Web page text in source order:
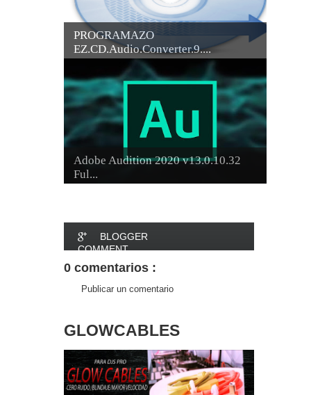
PROGRAMAZO
EZ.CD.Audio.Converter.9....
Adobe Audition 2020 v13.0.10.32
Ful...
BLOGGER
COMMENT
COMMENT
0 comentarios :
Publicar un comentario
GLOWCABLES